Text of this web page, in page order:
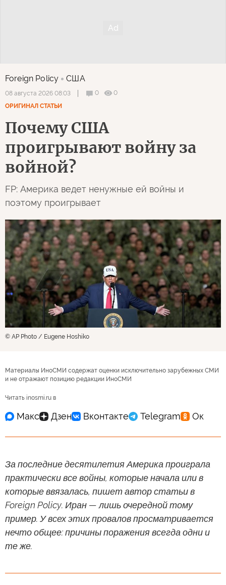
Foreign Policy США
08 августа 2026 08:03 0
0
ОРИГИНАЛ СТАТЬИ
Почему США
проигрывают войну за
войной?
FP: Америка ведет ненужные ей войны и
поэтому проигрывает
© AP Photo / Eugene Hoshiko
Материалы ИноСМИ содержат оценки исключительно зарубежных СМИ
и не отражают позицию редакции ИноСМИ
Читать inosmi.ru в
За последние десятилетия Америка проиграла
практически все войны, которые начала или в
которые ввязалась, пишет автор статьи в
Foreign Policy. Иран — лишь очередной тому
пример. У всех этих провалов просматривается
нечто общее: причины поражения всегда одни и
те же.